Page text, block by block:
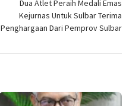
Dua Atlet Peraih Medali Emas
Kejurnas Untuk Sulbar Terima
Penghargaan Dari Pemprov Sulbar